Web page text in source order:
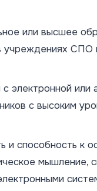
или высшее
учреждениях СПО
электронной или
с высоким
и способность к
мышление,